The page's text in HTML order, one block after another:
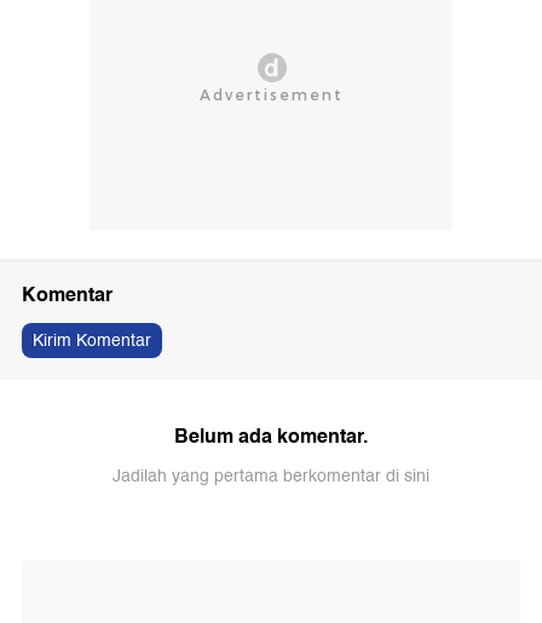
Komentar
Kirim Komentar
Belum ada komentar.
Jadilah yang pertama berkomentar di sini